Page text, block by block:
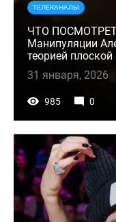
ТЕЛЕКАНАЛЫ
ЧТО
Манипуляции
теорией
31 января, 2026
985 0